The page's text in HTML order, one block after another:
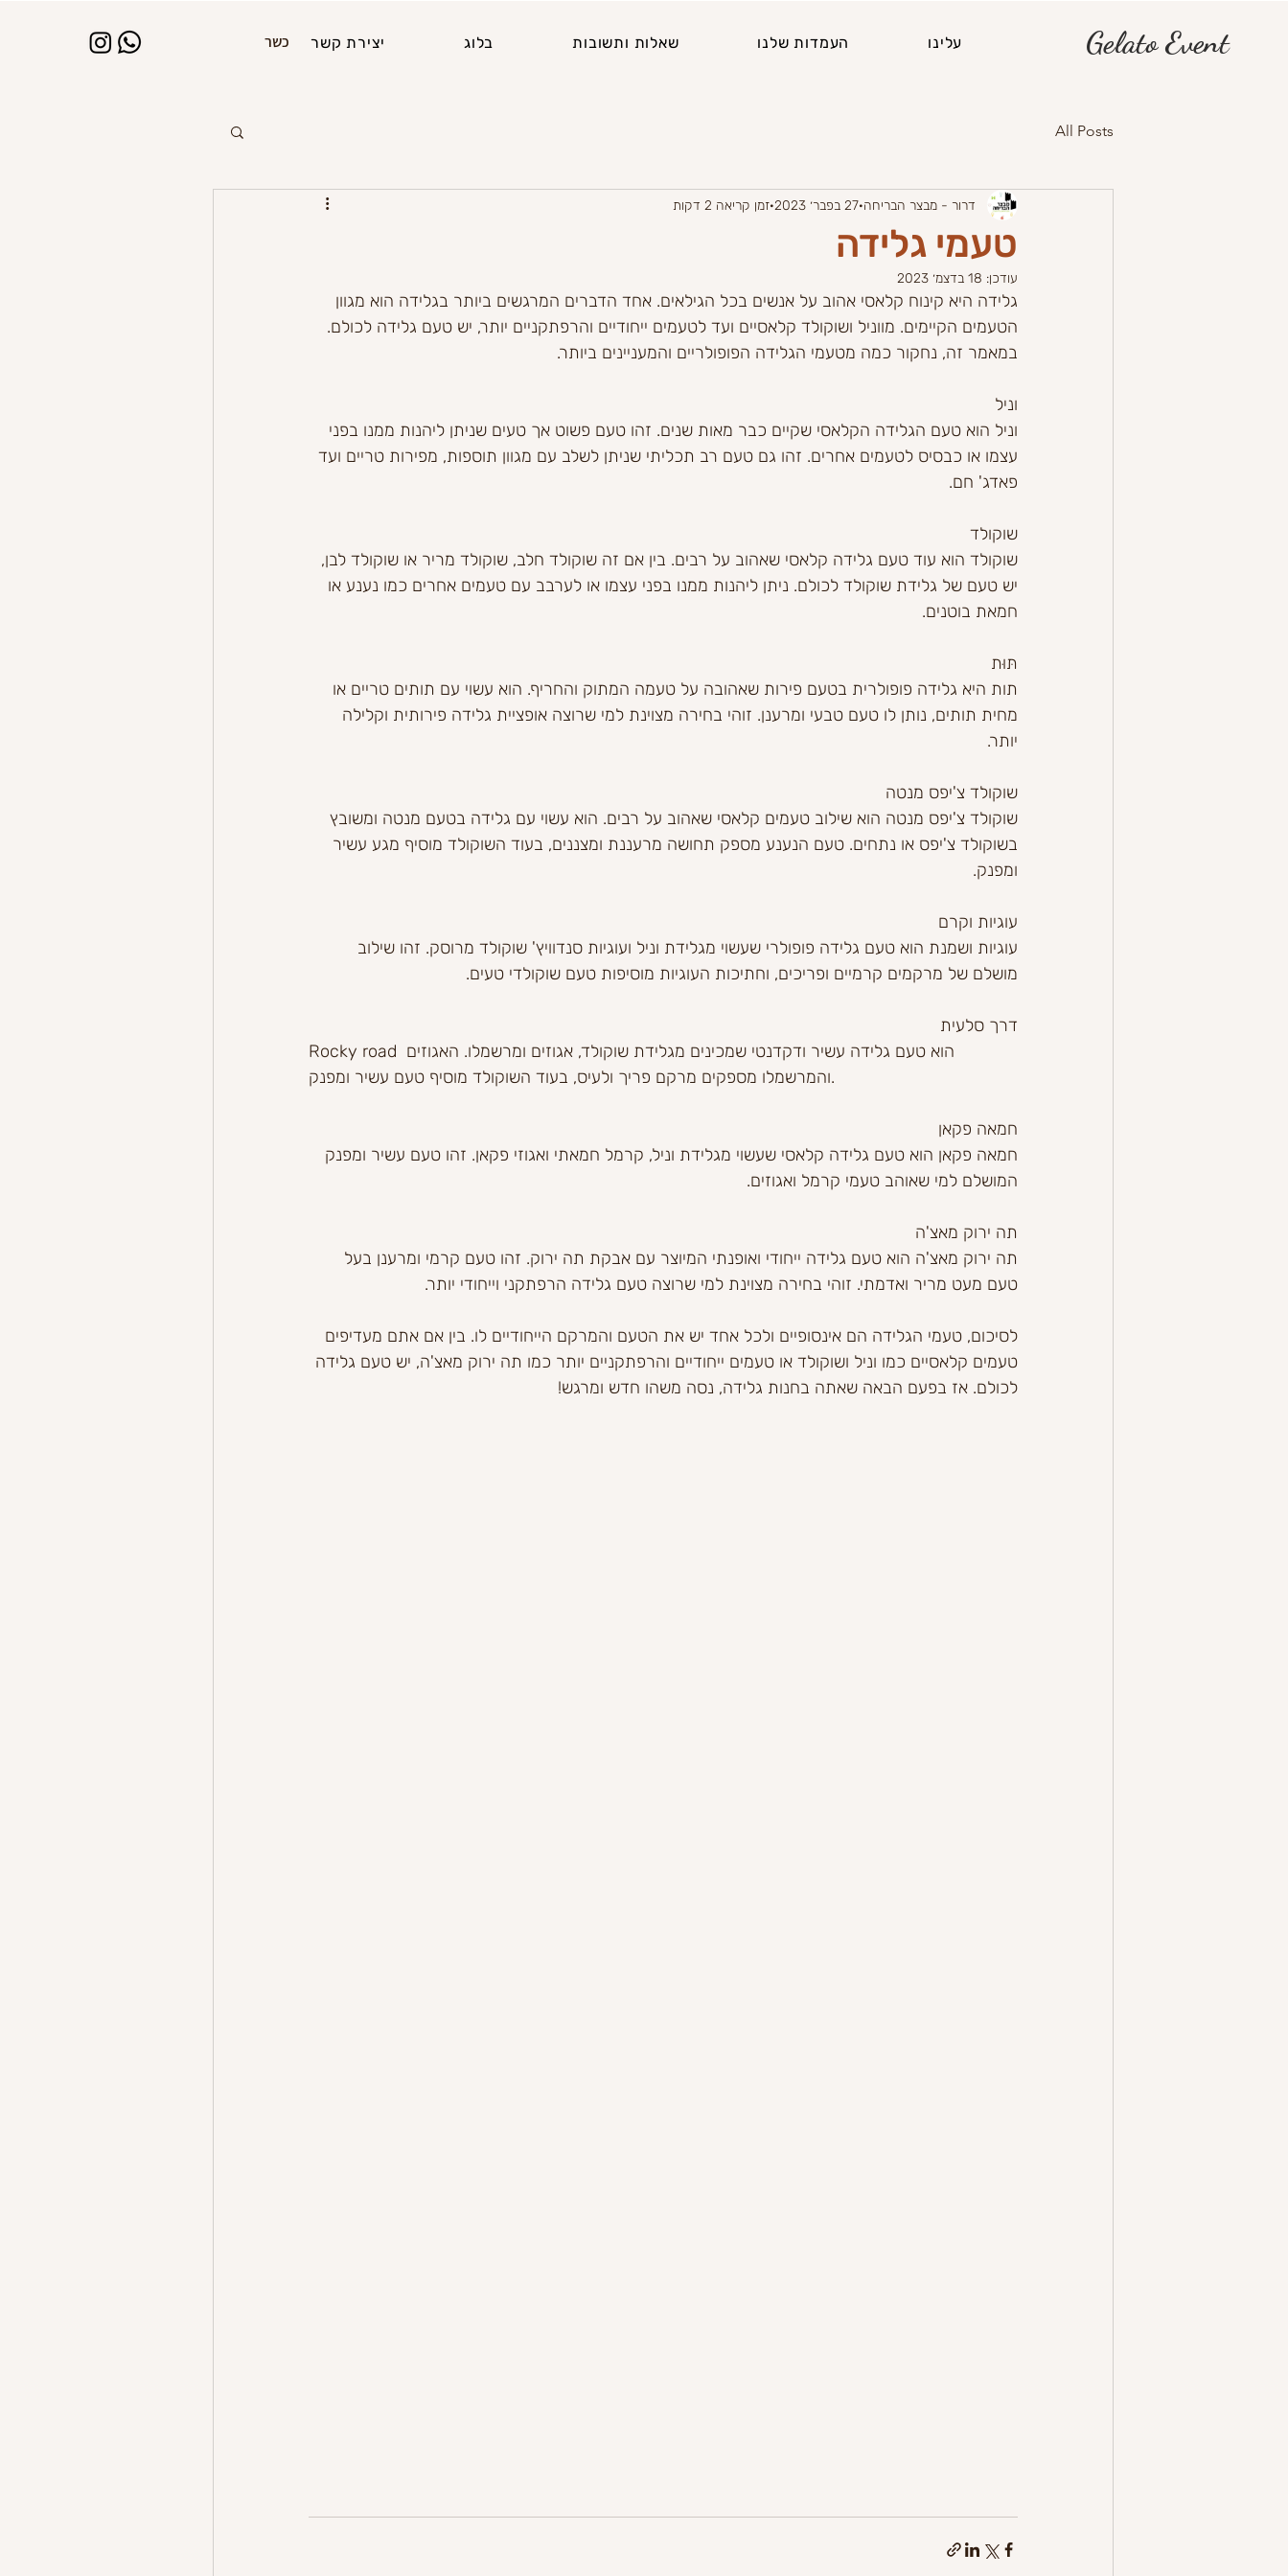
כשר יצירת קשר בלוג שאלות ותשובות העמדות שלנו עלינו Gelato Event
All Posts
טעמי גלידה
דרור - מבצר הבריחה 27 בפבר׳ 2023 זמן קריאה 2 דקות
עודכן: 18 בדצמ׳ 2023
גלידה היא קינוח קלאסי אהוב על אנשים בכל הגילאים. אחד הדברים המרגשים ביותר בגלידה הוא מגוון
הטעמים הקיימים. מווניל ושוקולד קלאסיים ועד לטעמים ייחודיים והרפתקניים יותר, יש טעם גלידה לכולם.
במאמר זה, נחקור כמה מטעמי הגלידה הפופולריים והמעניינים ביותר.
וניל
וניל הוא טעם הגלידה הקלאסי שקיים כבר מאות שנים. זהו טעם פשוט אך טעים שניתן ליהנות ממנו בפני
עצמו או כבסיס לטעמים אחרים. זהו גם טעם רב תכליתי שניתן לשלב עם מגוון תוספות, מפירות טריים ועד
פאדג' חם.
שוקולד
שוקולד הוא עוד טעם גלידה קלאסי שאהוב על רבים. בין אם זה שוקולד חלב, שוקולד מריר או שוקולד לבן,
יש טעם של גלידת שוקולד לכולם. ניתן ליהנות ממנו בפני עצמו או לערבב עם טעמים אחרים כמו נענע או
חמאת בוטנים.
תּוּת
תות היא גלידה פופולרית בטעם פירות שאהובה על טעמה המתוק והחריף. הוא עשוי עם תותים טריים או
מחית תותים, נותן לו טעם טבעי ומרענן. זוהי בחירה מצוינת למי שרוצה אופציית גלידה פירותית וקלילה
יותר.
שוקולד צ'יפס מנטה
שוקולד צ'יפס מנטה הוא שילוב טעמים קלאסי שאהוב על רבים. הוא עשוי עם גלידה בטעם מנטה ומשובץ
בשוקולד צ'יפס או נתחים. טעם הנענע מספק תחושה מרעננת ומצננים, בעוד השוקולד מוסיף מגע עשיר
ומפנק.
עוגיות וקרם
עוגיות ושמנת הוא טעם גלידה פופולרי שעשוי מגלידת וניל ועוגיות סנדוויץ' שוקולד מרוסק. זהו שילוב
מושלם של מרקמים קרמיים ופריכים, וחתיכות העוגיות מוסיפות טעם שוקולדי טעים.
דרך סלעית
Rocky road הוא טעם גלידה עשיר ודקדנטי שמכינים מגלידת שוקולד, אגוזים ומרשמלו. האגוזים
והמרשמלו מספקים מרקם פריך ולעיס, בעוד השוקולד מוסיף טעם עשיר ומפנק.
חמאה פקאן
חמאה פקאן הוא טעם גלידה קלאסי שעשוי מגלידת וניל, קרמל חמאתי ואגוזי פקאן. זהו טעם עשיר ומפנק
המושלם למי שאוהב טעמי קרמל ואגוזים.
תה ירוק מאצ'ה
תה ירוק מאצ'ה הוא טעם גלידה ייחודי ואופנתי המיוצר עם אבקת תה ירוק. זהו טעם קרמי ומרענן בעל
טעם מעט מריר ואדמתי. זוהי בחירה מצוינת למי שרוצה טעם גלידה הרפתקני וייחודי יותר.
לסיכום, טעמי הגלידה הם אינסופיים ולכל אחד יש את הטעם והמרקם הייחודיים לו. בין אם אתם מעדיפים
טעמים קלאסיים כמו וניל ושוקולד או טעמים ייחודיים והרפתקניים יותר כמו תה ירוק מאצ'ה, יש טעם גלידה
לכולם. אז בפעם הבאה שאתה בחנות גלידה, נסה משהו חדש ומרגש!